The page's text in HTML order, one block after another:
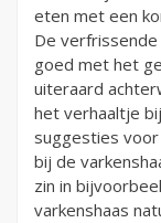
eten met een
De
goed met het
uiteraard
het verhaaltje
suggesties voor
bij de
zin in
varkenshaas